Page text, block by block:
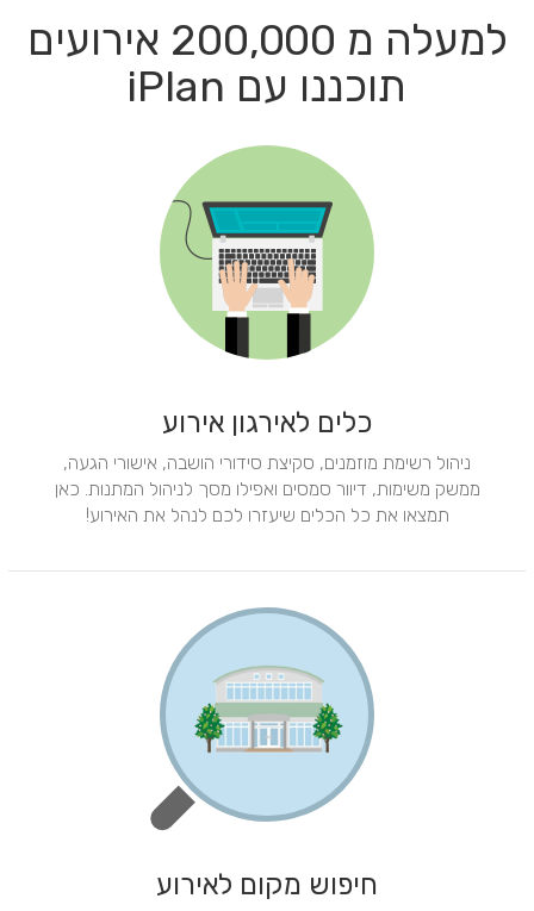
למעלה מ 200,000 אירועים
תוכננו עם iPlan
כלים לאירגון אירוע
ניהול רשימת מוזמנים, סקיצת סידורי הושבה, אישורי הגעה,
ממשק משימות, דיוור סמסים ואפילו מסך לניהול המתנות. כאן
תמצאו את כל הכלים שיעזרו לכם לנהל את האירוע!
חיפוש מקום לאירוע